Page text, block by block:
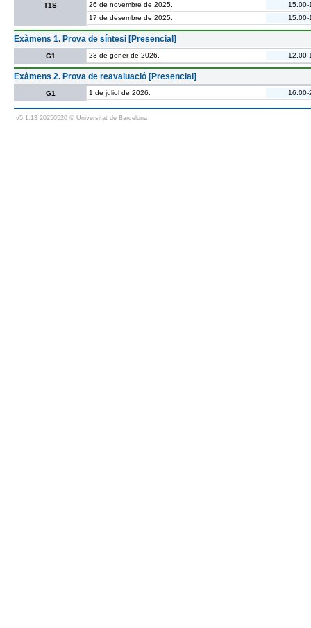
T1S
26 de novembre de 2025.
15.00-
17 de desembre de 2025.
15.00-
Exàmens 1. Prova de síntesi [Presencial]
G1 23 de gener de 2026. 12.00-
Exàmens 2. Prova de reavaluació [Presencial]
G1 1 de juliol de 2026. 16.00-
v5.1.13 20250520 © Universitat de Barcelona